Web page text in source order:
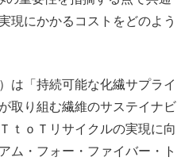
現にかかるコストをどのよう
は「持続可能な化繊サプライ
取り組む繊維のサステイナビ
ｔｏＴリサイクルの実現に向
ム・フォー・ファイバー・ト